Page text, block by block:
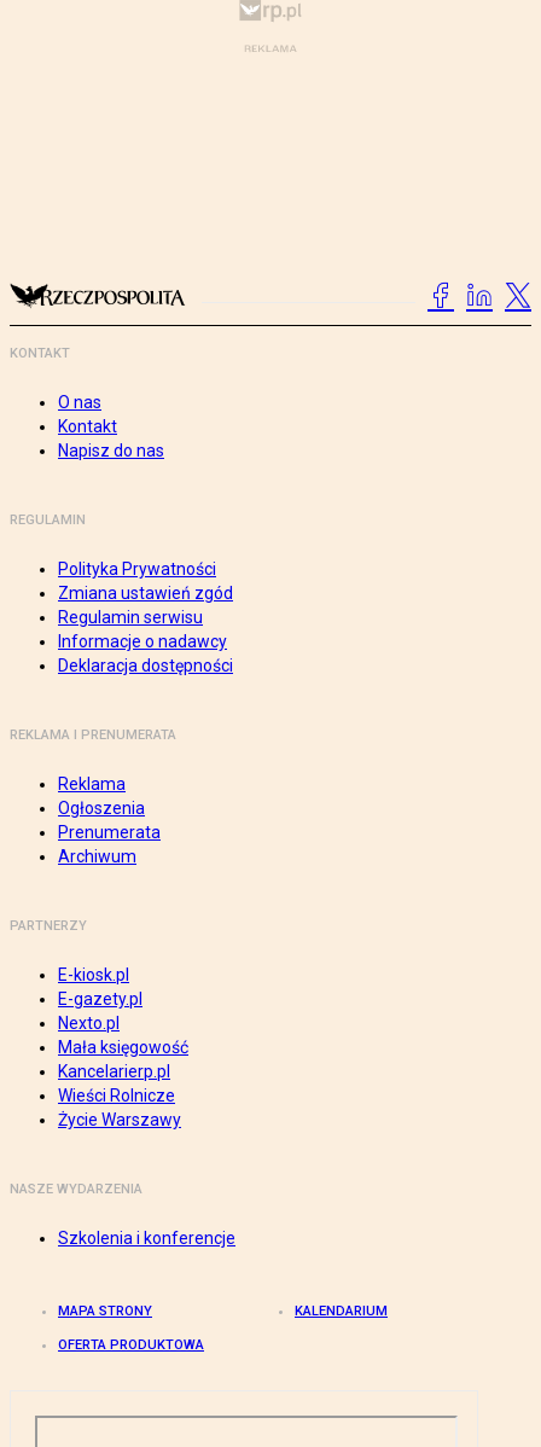
KONTAKT
O nas
Kontakt
Napisz do nas
REGULAMIN
Polityka Prywatności
Zmiana ustawień zgód
Regulamin serwisu
Informacje o nadawcy
Deklaracja dostępności
REKLAMA I PRENUMERATA
Reklama
Ogłoszenia
Prenumerata
Archiwum
PARTNERZY
E-kiosk.pl
E-gazety.pl
Nexto.pl
Mała księgowość
Kancelarierp.pl
Wieści Rolnicze
Życie Warszawy
NASZE WYDARZENIA
Szkolenia i konferencje
MAPA STRONY KALENDARIUM
OFERTA PRODUKTOWA